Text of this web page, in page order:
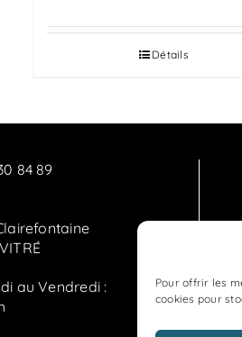
Pour offrir les
cookies pour
Détails
84 89
au Vendredi :